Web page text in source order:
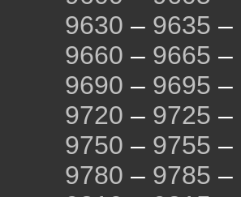
9630 – 9635 –
9660 – 9665 –
9690 – 9695 –
9720 – 9725 –
9750 – 9755 –
9780 – 9785 –